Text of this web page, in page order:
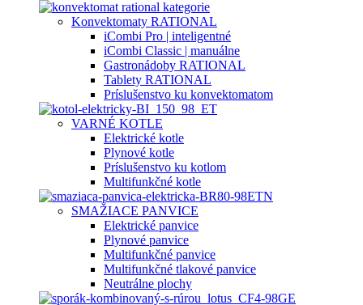
Konvektomaty RATIONAL
iCombi Pro | inteligentné
iCombi Classic | manuálne
Gastronádoby RATIONAL
Tablety RATIONAL
Príslušenstvo ku konvektomatom
VARNÉ KOTLE
Elektrické kotle
Plynové kotle
Príslušenstvo ku kotlom
Multifunkčné kotle
SMAŽIACE PANVICE
Elektrické panvice
Plynové panvice
Multifunkčné panvice
Multifunkčné tlakové panvice
Neutrálne plochy